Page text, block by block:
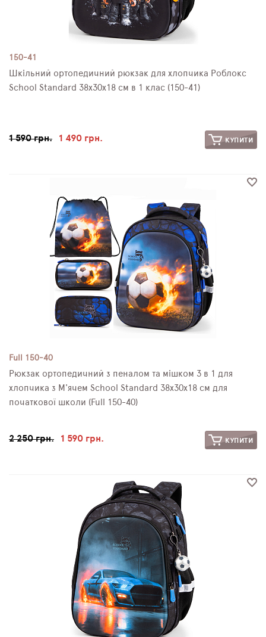
150-41
Шкільний ортопедичний рюкзак для хлопчика Роблокс
School Standard 38х30х18 см в 1 клас (150-41)
1 590 грн. 1 490 грн. КУПИТИ
Full 150-40
Рюкзак ортопедичний з пеналом та мішком 3 в 1 для
хлопчика з М'ячем School Standard 38х30х18 см для
початкової школи (Full 150-40)
2 250 грн. 1 590 грн. КУПИТИ